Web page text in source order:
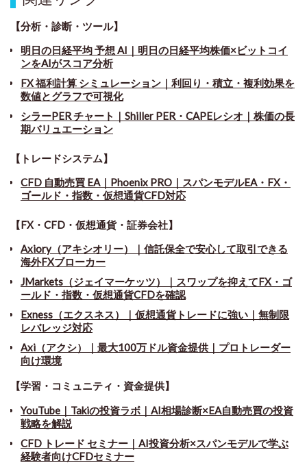
【分析・診断・ツール】
明日の日経平均 予想 AI｜明日の日経平均株価×ビットコイ
ンをAIがスコア分析
FX 福利計算 シミュレーション｜利回り・積立・複利効果を
数値とグラフで可視化
シラーPER チャート ｜ Shiller PER・CAPEレシオ｜株価の長
期バリュエーション
【トレードシステム】
CFD 自動売買 EA｜Phoenix PRO｜スパンモデルEA・FX・
ゴールド・指数・仮想通貨CFD対応
【FX・CFD・仮想通貨・証券会社】
Axiory（アキシオリー）｜信託保全で安心して取引できる
海外FXブローカー
JMarkets（ジェイマーケッツ）｜スワップを抑えてFX・ゴ
ールド・指数・仮想通貨CFDを確認
Exness（エクスネス）｜仮想通貨トレードに強い｜無制限
レバレッジ対応
Axi（アクシ）｜最大100万ドル資金提供｜プロトレーダー
向け環境
【学習・コミュニティ・資金提供】
YouTube｜Takiの投資ラボ｜AI相場診断×EA自動売買の投資
戦略を解説
CFD トレード セミナー ｜ AI投資分析×スパンモデルで学ぶ
経験者向けCFDセミナー